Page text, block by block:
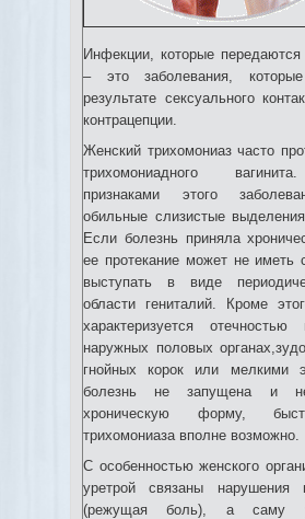
Инфекции, которые
– это заболевания,
результате сексуального
контрацепции.
Женский трихомониаз часто
трихомониадного
признаками этого
обильные слизистые
Если болезнь приняла
ее протекание может не иметь
выступать в виде
области гениталий. Кроме
характеризуется
наружных половых
гнойных корок или мелкими
болезнь не запущена и
хроническую форму,
трихомониаза вполне возможно.
С особенностью женского
уретрой связаны нарушения
(режущая боль), а саму